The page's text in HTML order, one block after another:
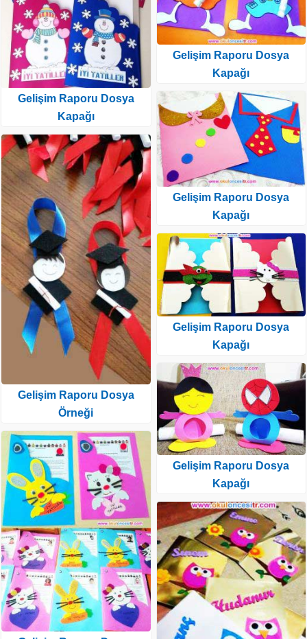
Gelişim Raporu Dosya
Kapağı
Gelişim Raporu Dosya
Örneği
Gelişim Raporu Dosya
Kapağı
Gelişim Raporu Dosya
Kapağı
Gelişim Raporu Dosya
Kapağı
Gelişim Raporu Dosya
Kapağı